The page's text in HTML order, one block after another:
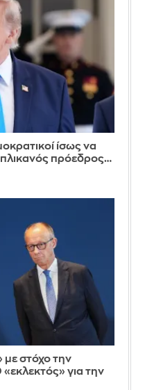
ίσως να
πρόεδρος…
με στόχο την
για την